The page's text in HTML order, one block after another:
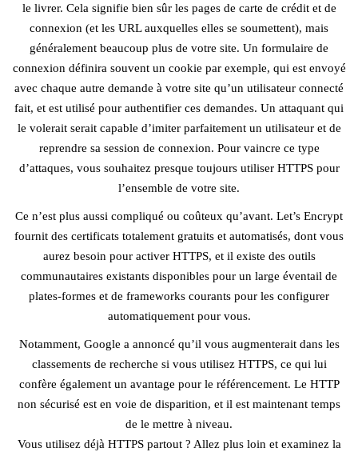
le livrer. Cela signifie bien sûr les pages de carte de crédit et de
connexion (et les URL auxquelles elles se soumettent), mais
généralement beaucoup plus de votre site. Un formulaire de
connexion définira souvent un cookie par exemple, qui est envoyé
avec chaque autre demande à votre site qu’un utilisateur connecté
fait, et est utilisé pour authentifier ces demandes. Un attaquant qui
le volerait serait capable d’imiter parfaitement un utilisateur et de
reprendre sa session de connexion. Pour vaincre ce type
d’attaques, vous souhaitez presque toujours utiliser HTTPS pour
l’ensemble de votre site.
Ce n’est plus aussi compliqué ou coûteux qu’avant. Let’s Encrypt
fournit des certificats totalement gratuits et automatisés, dont vous
aurez besoin pour activer HTTPS, et il existe des outils
communautaires existants disponibles pour un large éventail de
plates-formes et de frameworks courants pour les configurer
automatiquement pour vous.
Notamment, Google a annoncé qu’il vous augmenterait dans les
classements de recherche si vous utilisez HTTPS, ce qui lui
confère également un avantage pour le référencement. Le HTTP
non sécurisé est en voie de disparition, et il est maintenant temps
de le mettre à niveau.
Vous utilisez déjà HTTPS partout ? Allez plus loin et examinez la